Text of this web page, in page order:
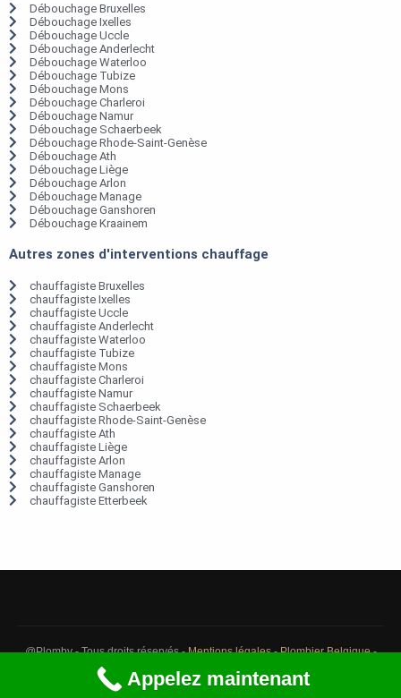
Débouchage Bruxelles
Débouchage Ixelles
Débouchage Uccle
Débouchage Anderlecht
Débouchage Waterloo
Débouchage Tubize
Débouchage Mons
Débouchage Charleroi
Débouchage Namur
Débouchage Schaerbeek
Débouchage Rhode-Saint-Genèse
Débouchage Ath
Débouchage Liège
Débouchage Arlon
Débouchage Manage
Débouchage Ganshoren
Débouchage Kraainem
Autres zones d'interventions chauffage
chauffagiste Bruxelles
chauffagiste Ixelles
chauffagiste Uccle
chauffagiste Anderlecht
chauffagiste Waterloo
chauffagiste Tubize
chauffagiste Mons
chauffagiste Charleroi
chauffagiste Namur
chauffagiste Schaerbeek
chauffagiste Rhode-Saint-Genèse
chauffagiste Ath
chauffagiste Liège
chauffagiste Arlon
chauffagiste Manage
chauffagiste Ganshoren
chauffagiste Etterbeek
@Plomby - Tous droits réservés -Mentions légales-Plombier Belgique-
Débouchage Belgique
Appelez maintenant